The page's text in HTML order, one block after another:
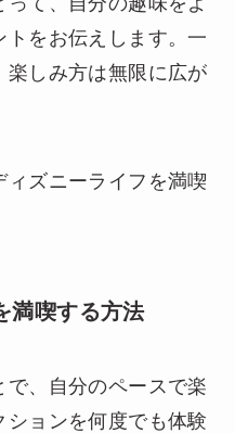
トをお伝えします。一
楽しみ方は無限に広が
ィズニーライフを満喫
満喫する方法
、自分のペースで楽
ションを何度でも体験